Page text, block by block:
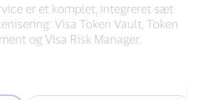
er et komplet, integreret sæt
Visa Token Vault, Token
og Visa Risk Manager.